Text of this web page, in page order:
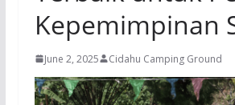
Kepemimpinan
June 2, 2025 Cidahu Camping Ground